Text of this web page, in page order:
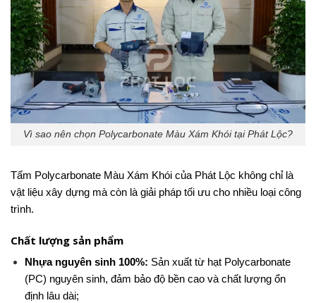
Vì sao nên chọn Polycarbonate Màu Xám Khói tại Phát Lộc?
Tấm Polycarbonate Màu Xám Khói của Phát Lộc không chỉ là
vật liệu xây dựng mà còn là giải pháp tối ưu cho nhiều loại công
trình.
Chất lượng sản phẩm
Nhựa nguyên sinh 100%: Sản xuất từ hạt Polycarbonate
(PC) nguyên sinh, đảm bảo độ bền cao và chất lượng ổn
định lâu dài;